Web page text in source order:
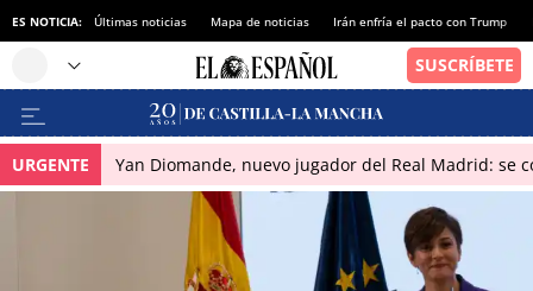
ES NOTICIA: Últimas noticias Mapa de noticias Irán enfría el pacto con Trump
URGENTE Yan Diomande, nuevo jugador del Real Madrid: se